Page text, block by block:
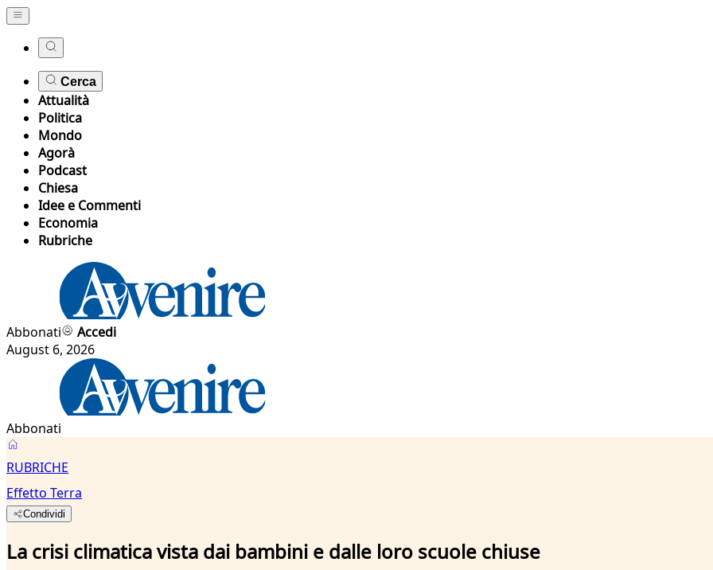
Cerca
Attualità
Politica
Mondo
Agorà
Podcast
Chiesa
Idee e Commenti
Economia
Rubriche
Abbonati
Accedi
August 6, 2026
Abbonati
RUBRICHE
Effetto Terra
Condividi
La crisi climatica vista dai bambini e dalle loro scuole chiuse